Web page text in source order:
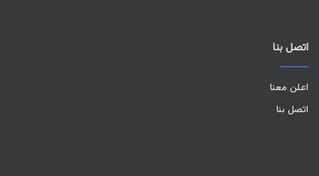
اتصل بنا
اعلن معنا
اتصل بنا